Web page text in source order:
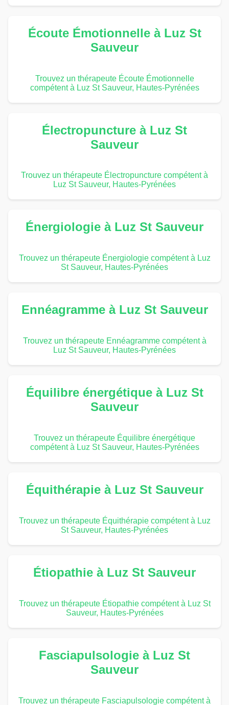
Écoute Émotionnelle à Luz St
Sauveur
Trouvez un thérapeute Écoute Émotionnelle
compétent à Luz St Sauveur, Hautes-Pyrénées
Électropuncture à Luz St
Sauveur
Trouvez un thérapeute Électropuncture compétent à
Luz St Sauveur, Hautes-Pyrénées
Énergiologie à Luz St Sauveur
Trouvez un thérapeute Énergiologie compétent à Luz
St Sauveur, Hautes-Pyrénées
Ennéagramme à Luz St Sauveur
Trouvez un thérapeute Ennéagramme compétent à
Luz St Sauveur, Hautes-Pyrénées
Équilibre énergétique à Luz St
Sauveur
Trouvez un thérapeute Équilibre énergétique
compétent à Luz St Sauveur, Hautes-Pyrénées
Équithérapie à Luz St Sauveur
Trouvez un thérapeute Équithérapie compétent à Luz
St Sauveur, Hautes-Pyrénées
Étiopathie à Luz St Sauveur
Trouvez un thérapeute Étiopathie compétent à Luz St
Sauveur, Hautes-Pyrénées
Fasciapulsologie à Luz St
Sauveur
Trouvez un thérapeute Fasciapulsologie compétent à